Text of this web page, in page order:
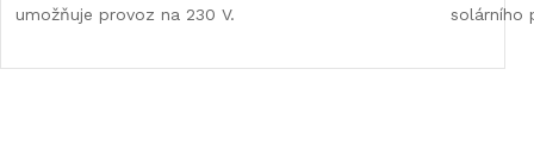
umožňuje provoz na 230 V.
solárního